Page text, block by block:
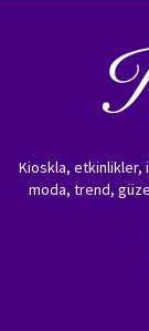
Kioskla, etkinlikler,
moda, trend,